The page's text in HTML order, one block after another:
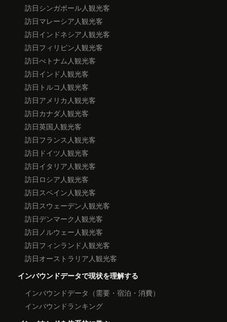
訪日シンガポール人観光客
訪日マレーシア人観光客
訪日インドネシア人観光客
訪日フィリピン人観光客
訪日べトナム人観光客
訪日インド人観光客
訪日トルコ人観光客
訪日アメリカ人観光客
訪日カナダ人観光客
訪日英国人観光客
訪日フランス人観光客
訪日ドイツ人観光客
訪日イタリア人観光客
訪日ロシア人観光客
訪日スペイン人観光客
訪日スウェーデン人観光客
訪日デンマーク人観光客
訪日ノルウェー人観光客
訪日フィンランド人観光客
訪日オーストラリア人観光客
インバウンドデータで現状を理解する
インバウンドデータ（需要・宿泊・消費）
インバウンドランキング